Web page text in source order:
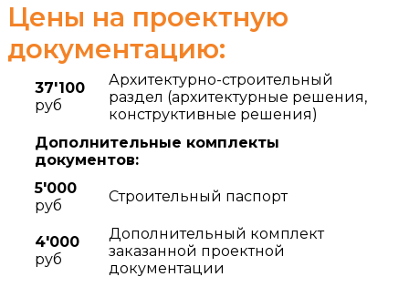
Цены на проектную
документацию:
37'100
руб
Архитектурно-строительный
раздел (архитектурные решения,
конструктивные решения)
Дополнительные комплекты
документов:
5'000
руб
Строительный паспорт
4'000
руб
Дополнительный комплект
заказанной проектной
документации